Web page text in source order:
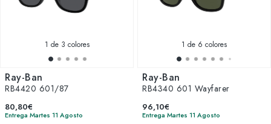
1 de 3 colores
Ray-Ban
RB4420 601/87
80,80€
Entrega Martes 11 Agosto
1 de 6 colores
Ray-Ban
RB4340 601 Wayfarer
96,10€
Entrega Martes 11 Agosto